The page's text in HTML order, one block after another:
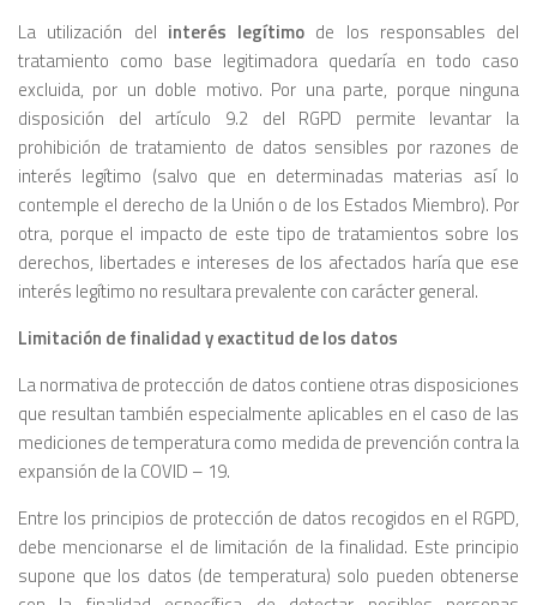
La utilización del interés legítimo de los responsables del
tratamiento como base legitimadora quedaría en todo caso
excluida, por un doble motivo. Por una parte, porque ninguna
disposición del artículo 9.2 del RGPD permite levantar la
prohibición de tratamiento de datos sensibles por razones de
interés legítimo (salvo que en determinadas materias así lo
contemple el derecho de la Unión o de los Estados Miembro). Por
otra, porque el impacto de este tipo de tratamientos sobre los
derechos, libertades e intereses de los afectados haría que ese
interés legítimo no resultara prevalente con carácter general.
Limitación de finalidad y exactitud de los datos
La normativa de protección de datos contiene otras disposiciones
que resultan también especialmente aplicables en el caso de las
mediciones de temperatura como medida de prevención contra la
expansión de la COVID – 19.
Entre los principios de protección de datos recogidos en el RGPD,
debe mencionarse el de limitación de la finalidad. Este principio
supone que los datos (de temperatura) solo pueden obtenerse